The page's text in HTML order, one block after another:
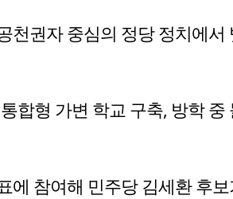
권자 중심의 정당 정치에
합형 가변 학교 구축, 방학
참여해 민주당 김세환 후